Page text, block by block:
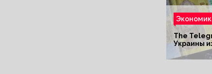
The
Украины